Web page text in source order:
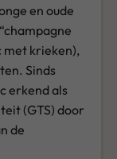
en oude
met krieken),
Sinds
erkend als
(GTS) door
de